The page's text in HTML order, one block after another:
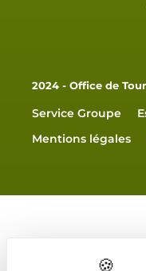
2024 - Office de
Service Groupe
Mentions légales